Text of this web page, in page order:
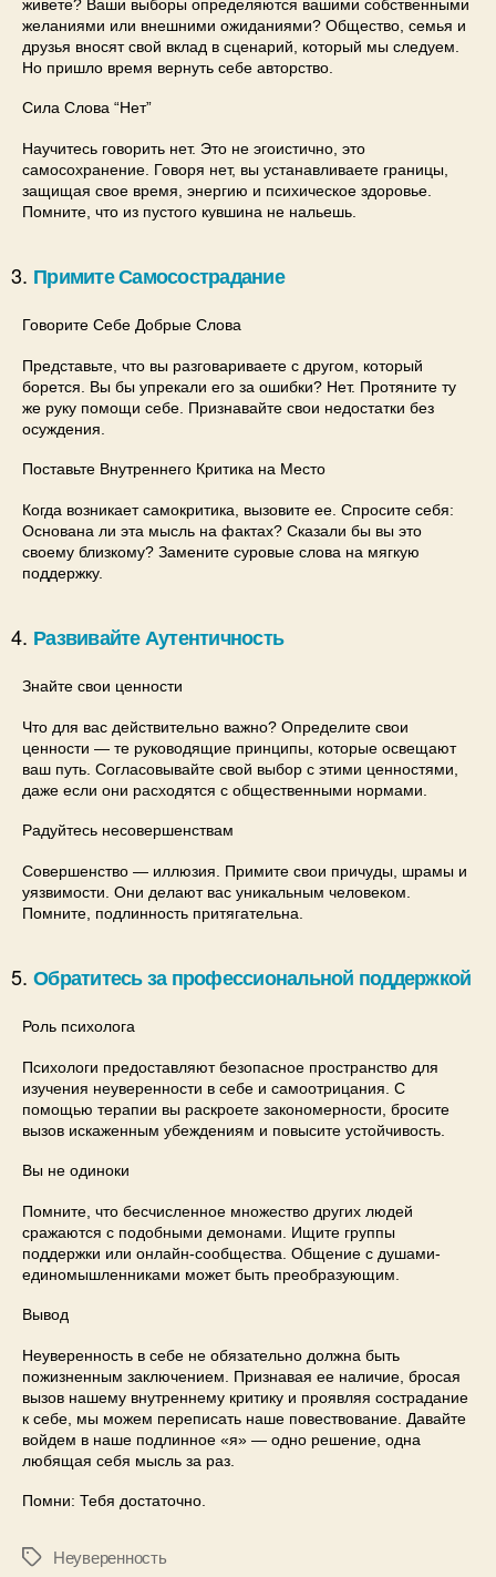
живете? Ваши выборы определяются вашими собственными
желаниями или внешними ожиданиями? Общество, семья и
друзья вносят свой вклад в сценарий, который мы следуем.
Но пришло время вернуть себе авторство.
Сила Слова “Нет”
Научитесь говорить нет. Это не эгоистично, это
самосохранение. Говоря нет, вы устанавливаете границы,
защищая свое время, энергию и психическое здоровье.
Помните, что из пустого кувшина не нальешь.
Примите Самосострадание
Говорите Себе Добрые Слова
Представьте, что вы разговариваете с другом, который
борется. Вы бы упрекали его за ошибки? Нет. Протяните ту
же руку помощи себе. Признавайте свои недостатки без
осуждения.
Поставьте Внутреннего Критика на Место
Когда возникает самокритика, вызовите ее. Спросите себя:
Основана ли эта мысль на фактах? Сказали бы вы это
своему близкому? Замените суровые слова на мягкую
поддержку.
Развивайте Аутентичность
Знайте свои ценности
Что для вас действительно важно? Определите свои
ценности — те руководящие принципы, которые освещают
ваш путь. Согласовывайте свой выбор с этими ценностями,
даже если они расходятся с общественными нормами.
Радуйтесь несовершенствам
Совершенство — иллюзия. Примите свои причуды, шрамы и
уязвимости. Они делают вас уникальным человеком.
Помните, подлинность притягательна.
Обратитесь за профессиональной поддержкой
Роль психолога
Психологи предоставляют безопасное пространство для
изучения неуверенности в себе и самоотрицания. С
помощью терапии вы раскроете закономерности, бросите
вызов искаженным убеждениям и повысите устойчивость.
Вы не одиноки
Помните, что бесчисленное множество других людей
сражаются с подобными демонами. Ищите группы
поддержки или онлайн-сообщества. Общение с душами-
единомышленниками может быть преобразующим.
Вывод
Неуверенность в себе не обязательно должна быть
пожизненным заключением. Признавая ее наличие, бросая
вызов нашему внутреннему критику и проявляя сострадание
к себе, мы можем переписать наше повествование. Давайте
войдем в наше подлинное «я» — одно решение, одна
любящая себя мысль за раз.
Помни: Тебя достаточно.
Неуверенность